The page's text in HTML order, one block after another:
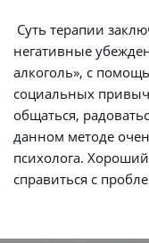
негативные
алкоголь», с
социальных
общаться,
данном методе
психолога.
справиться с